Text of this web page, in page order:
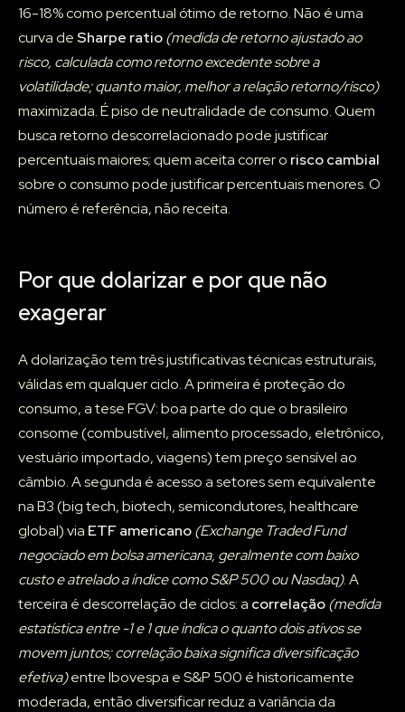
16-18% como percentual ótimo de retorno. Não é uma
curva deSharpe ratio(medida de retorno ajustado ao
risco, calculada como retorno excedente sobre a
volatilidade; quanto maior, melhor a relação retorno/risco)
maximizada. É piso de neutralidade de consumo. Quem
busca retorno descorrelacionado pode justificar
percentuais maiores; quem aceita correr o risco cambial
sobre o consumo pode justificar percentuais menores. O
número é referência, não receita.
Por que dolarizar e por que não
exagerar
A dolarização tem três justificativas técnicas estruturais,
válidas em qualquer ciclo. A primeira é proteção do
consumo, a tese FGV: boa parte do que o brasileiro
consome (combustível, alimento processado, eletrônico,
vestuário importado, viagens) tem preço sensível ao
câmbio. A segunda é acesso a setores sem equivalente
na B3 (big tech, biotech, semicondutores, healthcare
global) via ETF americano(Exchange Traded Fund
negociado em bolsa americana, geralmente com baixo
custo e atrelado a índice como S&P 500 ou Nasdaq). A
terceira é descorrelação de ciclos: a correlação(medida
estatística entre -1 e 1 que indica o quanto dois ativos se
movem juntos; correlação baixa significa diversificação
efetiva)entre Ibovespa e S&P 500 é historicamente
moderada, então diversificar reduz a variância da